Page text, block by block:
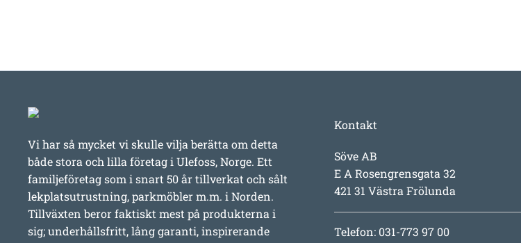
Vi har så mycket vi skulle vilja berätta om detta
både stora och lilla företag i Ulefoss, Norge. Ett
familjeföretag som i snart 50 år tillverkat och sålt
lekplatsutrustning, parkmöbler m.m. i Norden.
Tillväxten beror faktiskt mest på produkterna i
sig; underhållsfritt, lång garanti, inspirerande
Kontakt
Söve AB
E A Rosengrensgata 32
421 31 Västra Frölunda
Telefon: 031-773 97 00